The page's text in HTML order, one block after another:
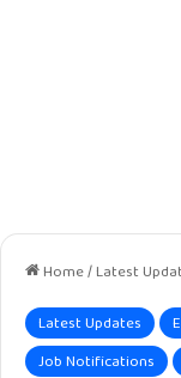
Home/Latest
Latest Updates
Job Notifications